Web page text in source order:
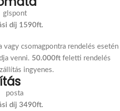
díj 1590ft.
vagy csomagpontra rendelés esetén
venni. 50.000ftfeletti rendelés
ingyenes.
díj 3490ft.